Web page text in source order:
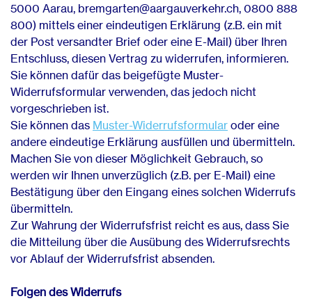
5000 Aarau, bremgarten@aargauverkehr.ch, 0800 888
800) mittels einer eindeutigen Erklärung (z.B. ein mit
der Post versandter Brief oder eine E-Mail) über Ihren
Entschluss, diesen Vertrag zu widerrufen, informieren.
Sie können dafür das beigefügte Muster-
Widerrufsformular verwenden, das jedoch nicht
vorgeschrieben ist.
Sie können das Muster-Widerrufsformularoder eine
andere eindeutige Erklärung ausfüllen und übermitteln.
Machen Sie von dieser Möglichkeit Gebrauch, so
werden wir Ihnen unverzüglich (z.B. per E-Mail) eine
Bestätigung über den Eingang eines solchen Widerrufs
übermitteln.
Zur Wahrung der Widerrufsfrist reicht es aus, dass Sie
die Mitteilung über die Ausübung des Widerrufsrechts
vor Ablauf der Widerrufsfrist absenden.
Folgen des Widerrufs